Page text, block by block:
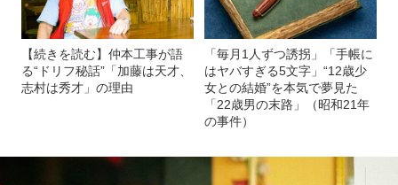
【続きを読む】仲本工事が語
る“ドリフ秘話”「加藤は天才、
志村は秀才」の理由
「毎月1人ずつ誘拐」「手帳に
はヤバすぎる5文字」“12歳少
女との結婚”を本気で夢見た
「22歳男の末路」（昭和21年
の事件）